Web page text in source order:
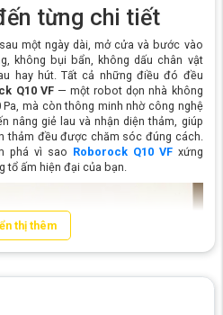
từng chi tiết
một ngày dài, mở cửa và bước vào
không bụi bẩn, không dấu chân vật
hay hút. Tất cả những điều đó đều
Q10 VF— một robot dọn nhà không
mà còn thông minh nhờ công nghệ
nâng giẻ lau và nhận diện thảm, giúp
thảm đều được chăm sóc đúng cách.
phá vì sao Roborock Q10 VFxứng
tổ ấm hiện đại của bạn.
thị thêm